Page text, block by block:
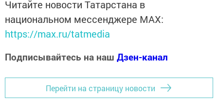
Читайте новости Татарстана в
национальном мессенджере MАХ:
https://max.ru/tatmedia
Подписывайтесь на наш Дзен-канал
Перейти на страницу новости